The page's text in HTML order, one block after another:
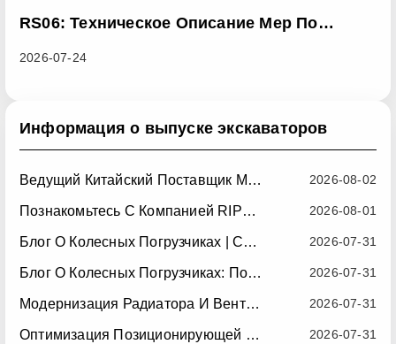
RS06: Техническое Описание Мер По
Типа
2026-07-24
Информация о выпуске экскаваторов
2026-08-02
Ведущий Китайский Поставщик Мини-Колесных Погрузчиков: Надежные Компактные Колесные Погрузчики Для Мировых Рынков
2026-08-01
Познакомьтесь С Компанией RIPPA На Выставке Expointer 2026 В Бразилии
2026-07-31
Блог О Колесных Погрузчиках | Советы, Руководства И Навесное Оборудование
2026-07-31
Блог О Колесных Погрузчиках: Полное Руководство По Колесным Погрузчикам Для Строительства, Сельского Хозяйства И Погрузочно-Разгрузочных Работ
2026-07-31
Модернизация Радиатора И Вентилятора RIPPA RS06-3 — Вступает В Силу 10 Июля 2026 Года
2026-07-31
Оптимизация Позиционирующей Планки Для Сварки Стрелы RIPPA RS06-3 — Вступает В Силу 15 Июля 2026 Года